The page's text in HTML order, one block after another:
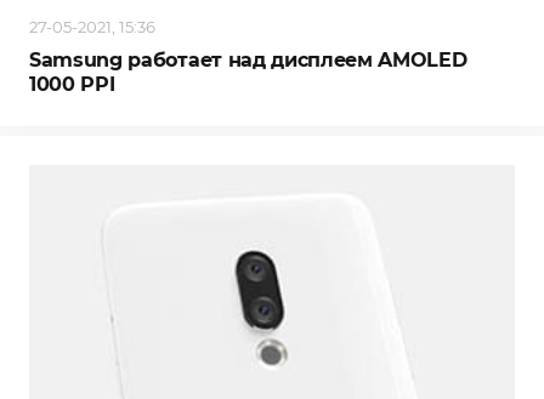
27-05-2021, 15:36
Samsung работает над дисплеем AMOLED
1000 PPI